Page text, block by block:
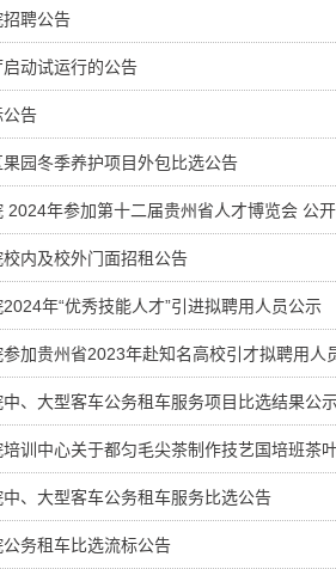
聘公告
动试运行的公告
公告
园冬季养护项目外包比选公告
2024年参加第十二届贵州省人才博览会 公
内及校外门面招租公告
年“优秀技能人才”引进拟聘用人员公示
加贵州省2023年赴知名高校引才拟聘用人
、大型客车公务租车服务项目比选结果公
训中心关于都匀毛尖茶制作技艺国培班茶
、大型客车公务租车服务比选公告
务租车比选流标公告